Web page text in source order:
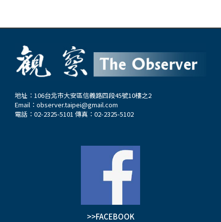
地址：106台北市大安區信義路四段45號10樓之2
Email： observer.taipei@gmail.com
電話：02-2325-5101 傳真：02-2325-5102
>>FACEBOOK